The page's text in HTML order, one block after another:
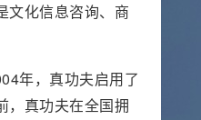
文化信息咨询、商
年，真功夫启用了
，真功夫在全国拥